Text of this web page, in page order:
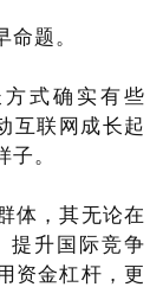
题。
式确实有些
互联网成长起
。
体，其无论在
升国际竞争
资金杠杆，更